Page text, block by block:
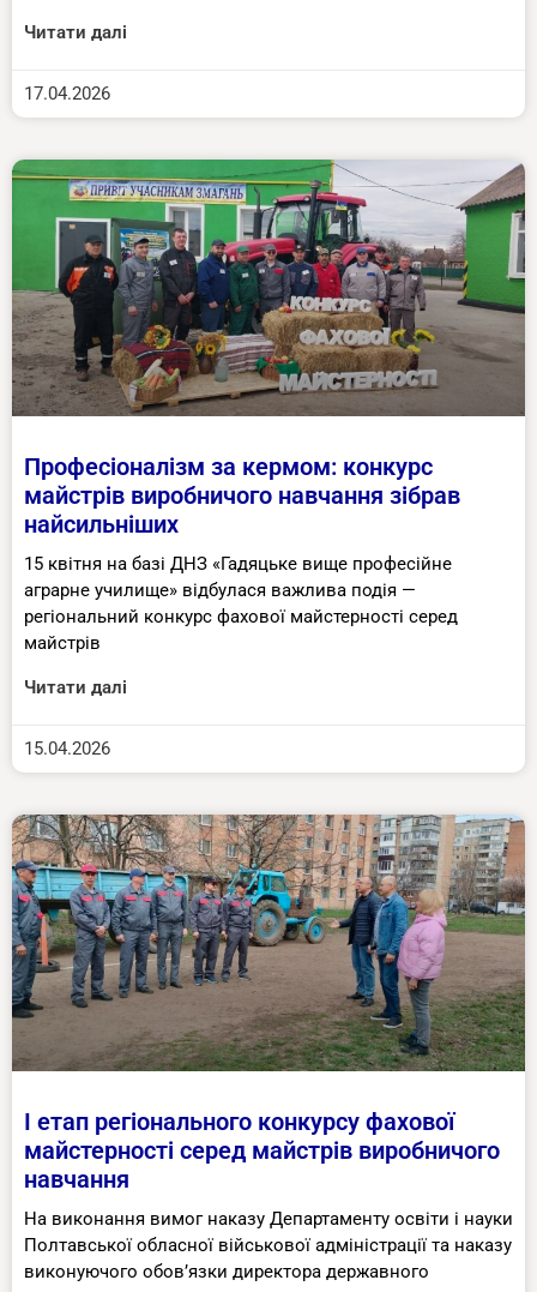
Читати далі
17.04.2026
Професіоналізм за кермом: конкурс
майстрів виробничого навчання зібрав
найсильніших
15 квітня на базі ДНЗ «Гадяцьке вище професійне
аграрне училище» відбулася важлива подія —
регіональний конкурс фахової майстерності серед
майстрів
Читати далі
15.04.2026
І етап регіонального конкурсу фахової
майстерності серед майстрів виробничого
навчання
На виконання вимог наказу Департаменту освіти і науки
Полтавської обласної військової адміністрації та наказу
виконуючого обов’язки директора державного